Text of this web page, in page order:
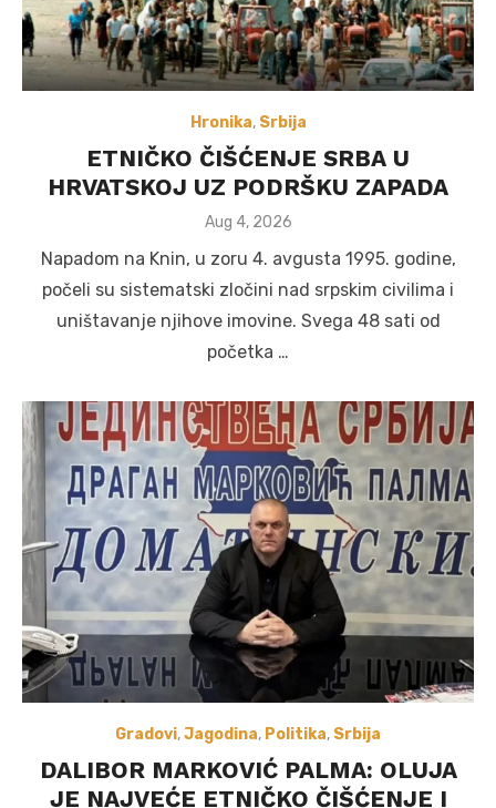
Hronika, Srbija
ETNIČKO ČIŠĆENJE SRBA U
HRVATSKOJ UZ PODRŠKU ZAPADA
Posted
Aug 4, 2026
Napadom na Knin, u zoru 4. avgusta 1995. godine,
počeli su sistematski zločini nad srpskim civilima i
uništavanje njihove imovine. Svega 48 sati od
početka …
Gradovi,Jagodina, Politika, Srbija
DALIBOR MARKOVIĆ PALMA: OLUJA
JE NAJVEĆE ETNIČKO ČIŠĆENJE I